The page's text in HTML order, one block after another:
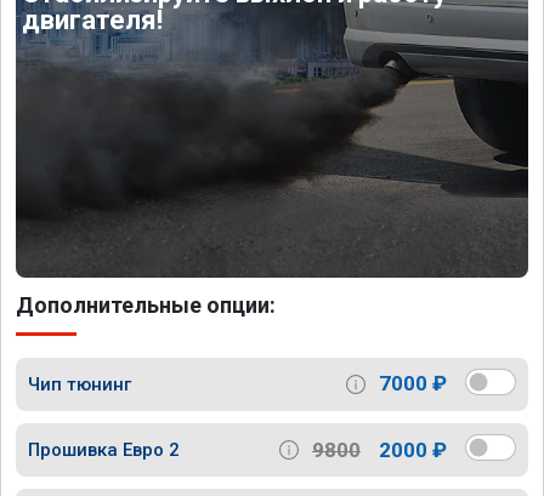
двигателя!
Дополнительные опции:
Чип тюнинг 7000 ₽
Прошивка Евро 2 9800 2000 ₽